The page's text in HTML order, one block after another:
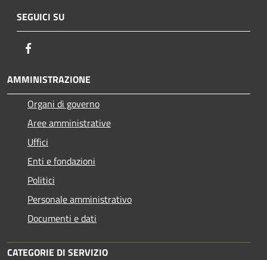
SEGUICI SU
AMMINISTRAZIONE
Organi di governo
Aree amministrative
Uffici
Enti e fondazioni
Politici
Personale amministrativo
Documenti e dati
CATEGORIE DI SERVIZIO